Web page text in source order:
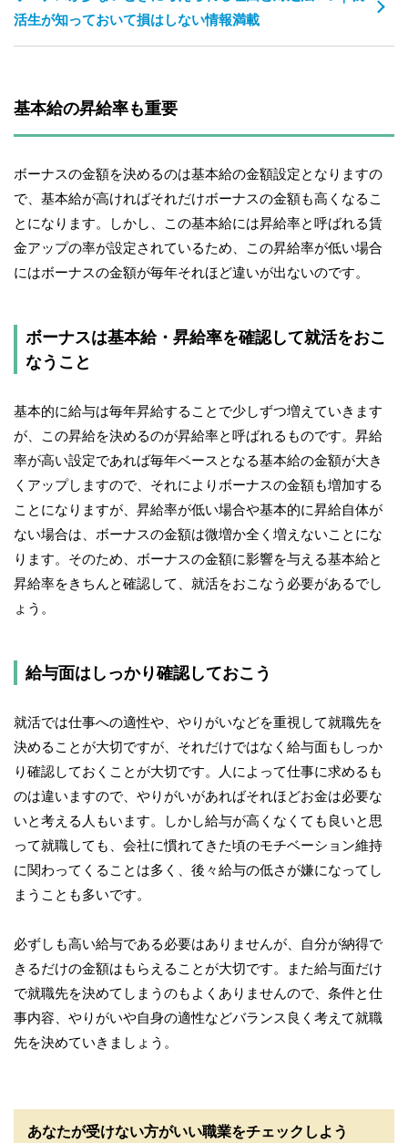
活生が知っておいて損はしない情報満載
基本給の昇給率も重要
ボーナスの金額を決めるのは基本給の金額設定となりますの
で、基本給が高ければそれだけボーナスの金額も高くなるこ
とになります。しかし、この基本給には昇給率と呼ばれる賃
金アップの率が設定されているため、この昇給率が低い場合
にはボーナスの金額が毎年それほど違いが出ないのです。
ボーナスは基本給・昇給率を確認して就活をおこ
なうこと
基本的に給与は毎年昇給することで少しずつ増えていきます
が、この昇給を決めるのが昇給率と呼ばれるものです。昇給
率が高い設定であれば毎年ベースとなる基本給の金額が大き
くアップしますので、それによりボーナスの金額も増加する
ことになりますが、昇給率が低い場合や基本的に昇給自体が
ない場合は、ボーナスの金額は微増か全く増えないことにな
ります。そのため、ボーナスの金額に影響を与える基本給と
昇給率をきちんと確認して、就活をおこなう必要があるでし
ょう。
給与面はしっかり確認しておこう
就活では仕事への適性や、やりがいなどを重視して就職先を
決めることが大切ですが、それだけではなく給与面もしっか
り確認しておくことが大切です。人によって仕事に求めるも
のは違いますので、やりがいがあればそれほどお金は必要な
いと考える人もいます。しかし給与が高くなくても良いと思
って就職しても、会社に慣れてきた頃のモチベーション維持
に関わってくることは多く、後々給与の低さが嫌になってし
まうことも多いです。
必ずしも高い給与である必要はありませんが、自分が納得で
きるだけの金額はもらえることが大切です。また給与面だけ
で就職先を決めてしまうのもよくありませんので、条件と仕
事内容、やりがいや自身の適性などバランス良く考えて就職
先を決めていきましょう。
あなたが受けない方がいい職業をチェックしよう